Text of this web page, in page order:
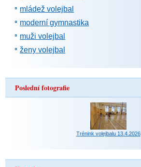
mládež volejbal
moderní gymnastika
muži volejbal
ženy volejbal
Poslední fotografie
Trénink volejbalu 13.4.2026